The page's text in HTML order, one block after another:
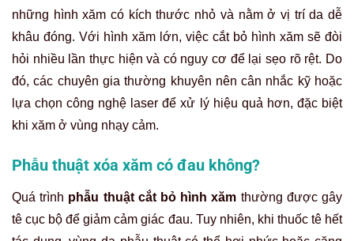
những hình xăm có kích thước nhỏ và nằm ở vị trí da dễ
khâu đóng. Với hình xăm lớn, việc cắt bỏ hình xăm sẽ đòi
hỏi nhiều lần thực hiện và có nguy cơ để lại sẹo rõ rệt. Do
đó, các chuyên gia thường khuyên nên cân nhắc kỹ hoặc
lựa chọn công nghệ laser để xử lý hiệu quả hơn, đặc biệt
khi xăm ở vùng nhạy cảm.
Phẫu thuật xóa xăm có đau không?
Quá trình phẫu thuật cắt bỏ hình xăm thường được gây
tê cục bộ để giảm cảm giác đau. Tuy nhiên, khi thuốc tê hết